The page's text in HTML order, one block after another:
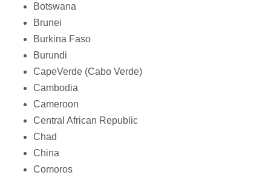
Botswana
Brunei
Burkina Faso
Burundi
CapeVerde (Cabo Verde)
Cambodia
Cameroon
Central African Republic
Chad
China
Comoros